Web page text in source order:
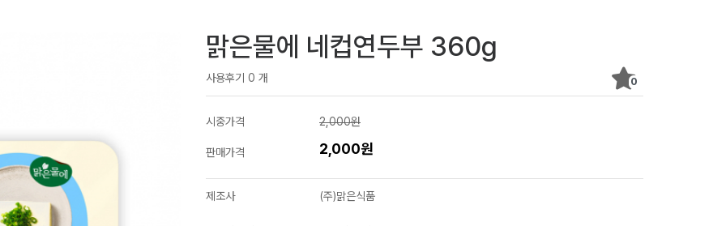
맑은물에 네컵연두부 360g
사용후기 0 개 0
시중가격 2,000원
판매가격 2,000원
제조사 (주)맑은식품